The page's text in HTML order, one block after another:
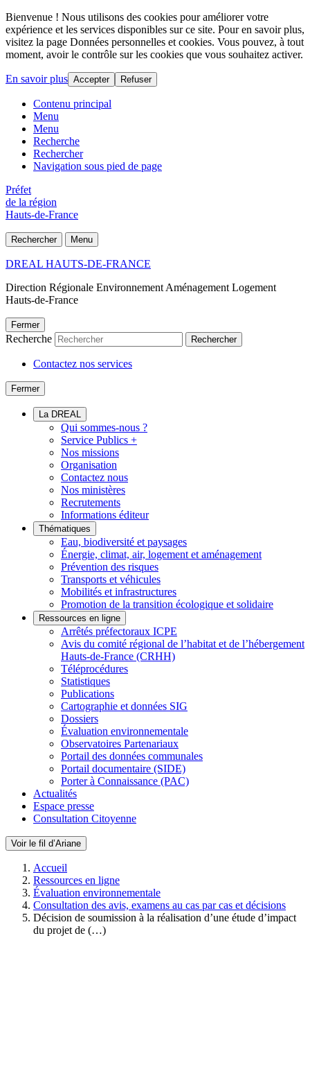
Bienvenue ! Nous utilisons des cookies pour améliorer votre
expérience et les services disponibles sur ce site. Pour en savoir plus,
visitez la page Données personnelles et cookies. Vous pouvez, à tout
moment, avoir le contrôle sur les cookies que vous souhaitez activer.
En savoir plus Accepter Refuser
Contenu principal
Menu
Menu
Recherche
Rechercher
Navigation sous pied de page
Préfet
de la région
Hauts-de-France
Rechercher Menu
DREAL HAUTS-DE-FRANCE
Direction Régionale Environnement Aménagement Logement
Hauts-de-France
Fermer
Recherche Rechercher
Contactez nos services
Fermer
La DREAL
Qui sommes-nous ?
Service Publics +
Nos missions
Organisation
Contactez nous
Nos ministères
Recrutements
Informations éditeur
Thématiques
Eau, biodiversité et paysages
Énergie, climat, air, logement et aménagement
Prévention des risques
Transports et véhicules
Mobilités et infrastructures
Promotion de la transition écologique et solidaire
Ressources en ligne
Arrêtés préfectoraux ICPE
Avis du comité régional de l’habitat et de l’hébergement
Hauts-de-France (CRHH)
Téléprocédures
Statistiques
Publications
Cartographie et données SIG
Dossiers
Évaluation environnementale
Observatoires Partenariaux
Portail des données communales
Portail documentaire (SIDE)
Porter à Connaissance (PAC)
Actualités
Espace presse
Consultation Citoyenne
Voir le fil d’Ariane
Accueil
Ressources en ligne
Évaluation environnementale
Consultation des avis, examens au cas par cas et décisions
Décision de soumission à la réalisation d’une étude d’impact
du projet de (…)